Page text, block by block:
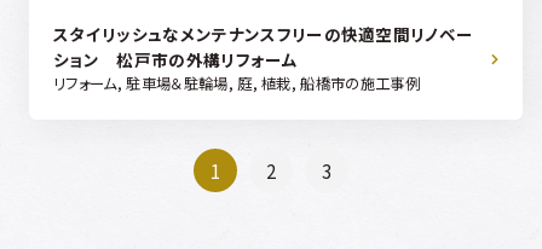
スタイリッシュなメンテナンスフリーの快適空間リノベー
ション 松戸市の外構リフォーム
リフォーム, 駐車場＆駐輪場, 庭, 植栽, 船橋市の施工事例
1 2 3